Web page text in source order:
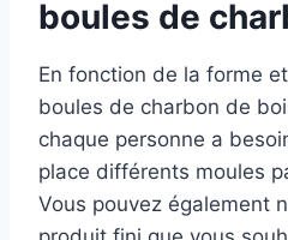
boules de
En fonction de la forme
boules de charbon de
chaque personne a
place différents moules
Vous pouvez également